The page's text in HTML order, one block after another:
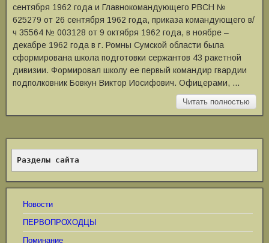
сентября 1962 года и Главнокомандующего РВСН №
625279 от 26 сентября 1962 года, приказа командующего в/
ч 35564 № 003128 от 9 октября 1962 года, в ноябре –
декабре 1962 года в г. Ромны Сумской области была
сформирована школа подготовки сержантов 43 ракетной
дивизии. Формировал школу ее первый командир гвардии
подполковник Бовкун Виктор Иосифович. Офицерами, …
Читать полностью
Разделы сайта
Новости
ПЕРВОПРОХОДЦЫ
Поминание